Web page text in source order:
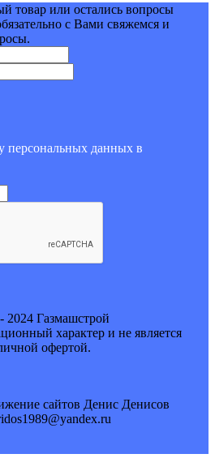
или остались вопросы
с Вами свяжемся и
персональных данных в
2024 Газмашстрой
характер и не является
офертой.
сайтов Денис Денисов